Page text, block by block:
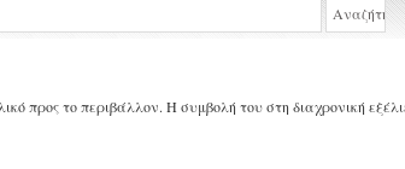
προς το περιβάλλον. Η συμβολή του στη διαχρονική